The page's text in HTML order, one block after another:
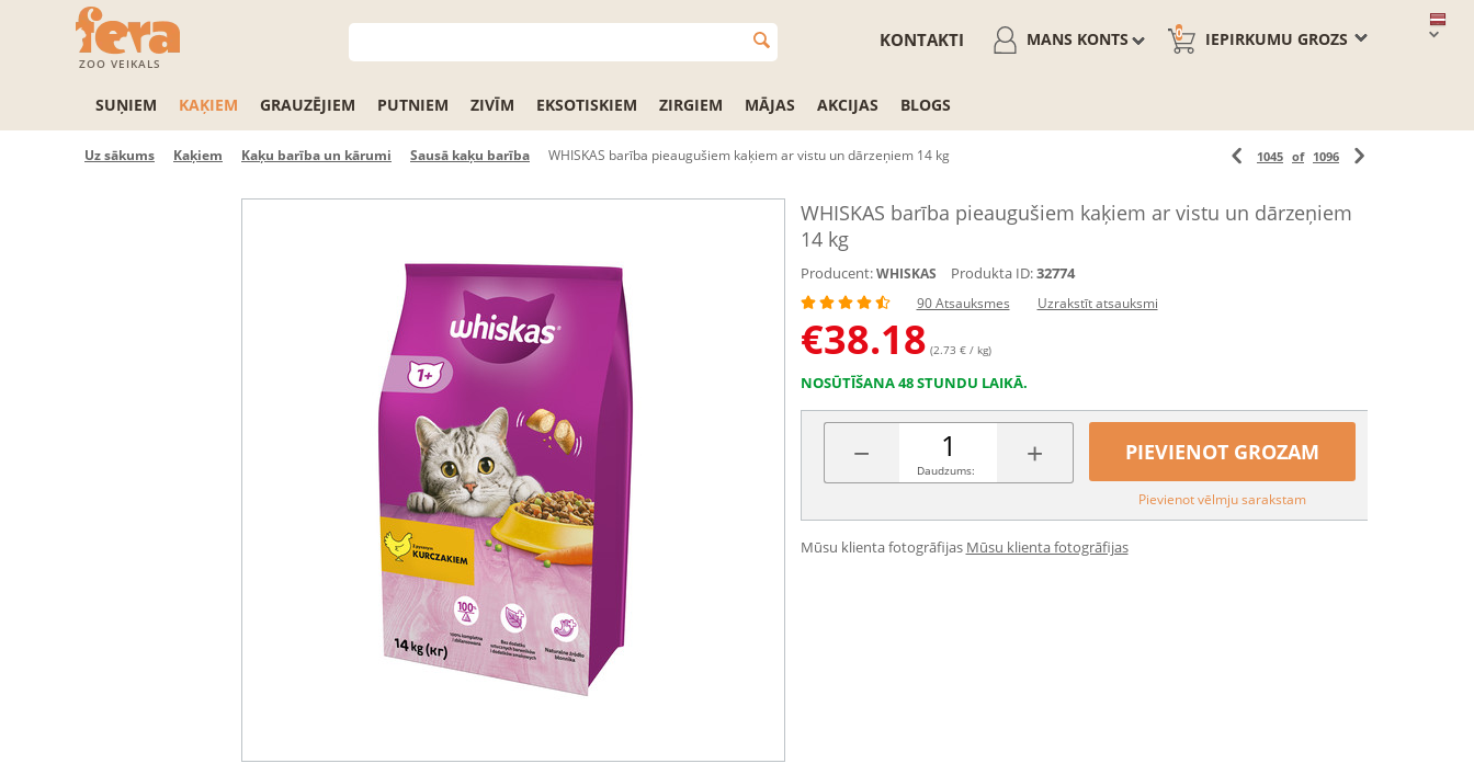
ZOO VEIKALS
IEPIRKUMU GROZS
0
MANS KONTS
KONTAKTI
SUŅIEM KAĶIEM GRAUZĒJIEM PUTNIEM ZIVĪM EKSOTISKIEM ZIRGIEM MĀJAS AKCIJAS BLOGS
Uz sākums Kaķiem Kaķu barība un kārumi Sausā kaķu barība WHISKAS barība pieaugušiem kaķiem ar vistu un dārzeņiem 14 kg 1045 of 1096
WHISKAS barība pieaugušiem kaķiem ar vistu un dārzeņiem
14 kg
Producent: WHISKAS Produkta ID:32774
90 Atsauksmes Uzrakstīt atsauksmi
€38.18 (2.73 € / kg)
NOSŪTĪŠANA 48 STUNDU LAIKĀ.
− +
Daudzums:
PIEVIENOT GROZAM
Pievienot vēlmju sarakstam
Mūsu klienta fotogrāfijas Mūsu klienta fotogrāfijas